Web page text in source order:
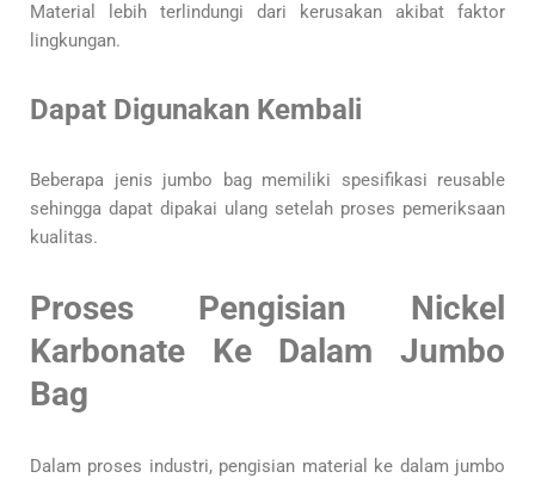
Material lebih terlindungi dari kerusakan akibat faktor
lingkungan.
Dapat Digunakan Kembali
Beberapa jenis jumbo bag memiliki spesifikasi reusable
sehingga dapat dipakai ulang setelah proses pemeriksaan
kualitas.
Proses Pengisian Nickel
Karbonate Ke Dalam Jumbo
Bag
Dalam proses industri, pengisian material ke dalam jumbo